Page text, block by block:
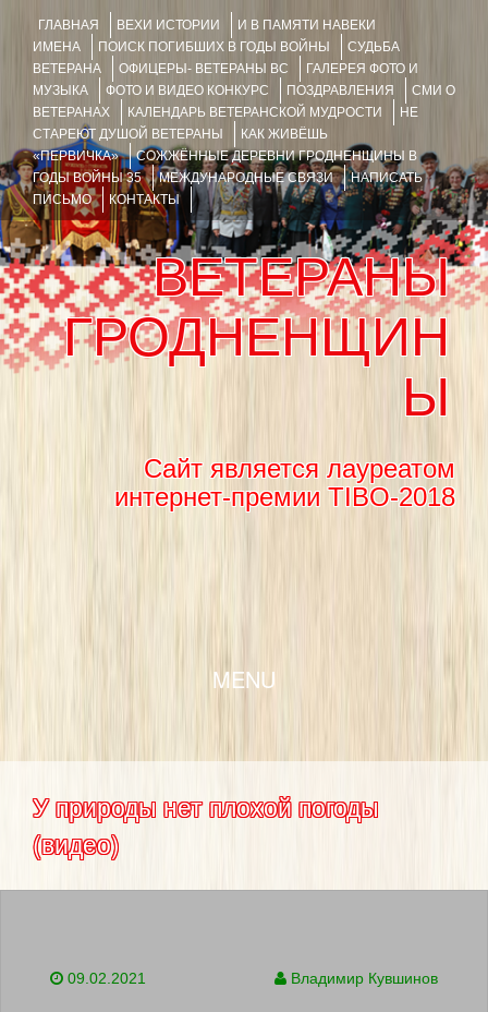
ГЛАВНАЯ ВЕХИ ИСТОРИИ
И В ПАМЯТИ НАВЕКИ
ИМЕНА
ПОИСК ПОГИБШИХ В ГОДЫ ВОЙНЫ
СУДЬБА
ВЕТЕРАНА
ОФИЦЕРЫ- ВЕТЕРАНЫ ВС
ГАЛЕРЕЯ ФОТО И
МУЗЫКА
ФОТО И ВИДЕО КОНКУРС ПОЗДРАВЛЕНИЯ
СМИ О
ВЕТЕРАНАХ
КАЛЕНДАРЬ ВЕТЕРАНСКОЙ МУДРОСТИ
НЕ
СТАРЕЮТ ДУШОЙ ВЕТЕРАНЫ
КАК ЖИВЁШЬ
«ПЕРВИЧКА»
СОЖЖЁННЫЕ ДЕРЕВНИ ГРОДНЕНЩИНЫ В
ГОДЫ ВОЙНЫ 35
МЕЖДУНАРОДНЫЕ СВЯЗИ
НАПИСАТЬ
ПИСЬМО
КОНТАКТЫ
ВЕТЕРАНЫ
ГРОДНЕНЩИН
Ы
Сайт является лауреатом
интернет-премии TIBO-2018
MENU
У природы нет плохой погоды
(видео)
09.02.2021 Владимир Кувшинов